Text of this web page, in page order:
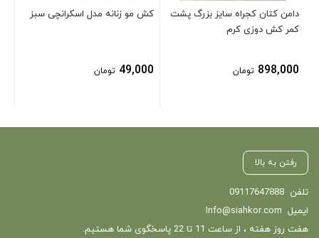
دامن کتان کجراه سایز بزرگ پشت
کمر کش دوزی کرم
898,000 تومان
کش مو زنانه مدل اسکرانچی سبز
49,000 تومان
رفتن به بالا
تلفن 09117647888
ایمیل Info@siahkor.com
هفت روز هفته ، از ساعت 11 تا 22 پاسخگوی شما هستیم.